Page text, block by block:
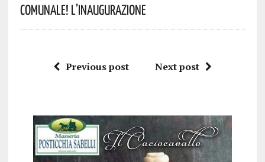
Comunale! L’inaugurazione
Previous post Next post